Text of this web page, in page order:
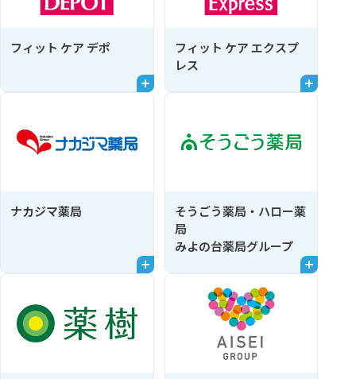
フィット ケア デポ
フィット ケア エクスプ
レス
ナカジマ薬局
そうごう薬局・ハロー薬
局
みよの台薬局グループ